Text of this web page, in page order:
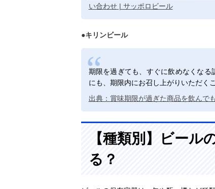
い合わせ | サッポロビール
●キリンビール
期限を過ぎても、すぐに飲めなくな
にも、期限内にお召し上がりいただく
出典：賞味期限が過ぎた商品を飲んで
【種類別】ビール
る？